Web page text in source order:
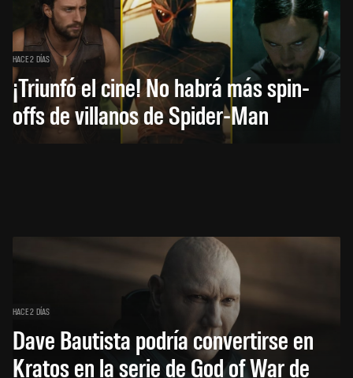
HACE 2 DÍAS
¡Triunfó el cine! No habrá más spin-
offs de villanos de Spider-Man
HACE 2 DÍAS
Dave Bautista podría convertirse en
Kratos en la serie de God of War de